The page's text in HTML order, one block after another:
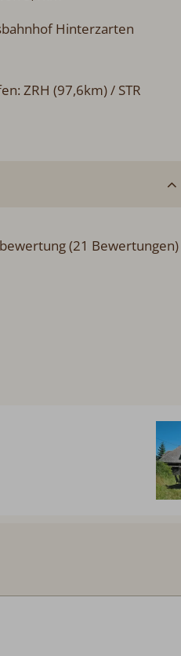
Hinterzarten
ZRH (97,6km) / STR
(21 Bewertungen)